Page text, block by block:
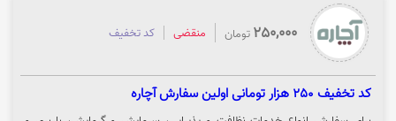
250,000 تومان منقضی کد تخفیف
کد تخفیف 250 هزار تومانی اولین سفارش آچاره